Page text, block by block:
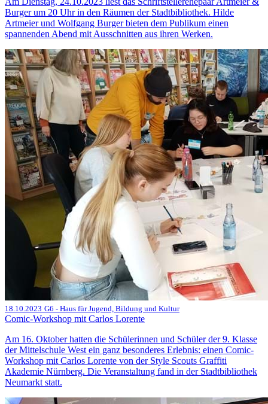
Burger um 20 Uhr in den Räumen der Stadtbibliothek. Hilde
Artmeier und Wolfgang Burger bieten dem Publikum einen
spannenden Abend mit Ausschnitten aus ihren Werken.
18.10.2023 G6 - Haus für Jugend, Bildung und Kultur
Comic-Workshop mit Carlos Lorente
Am 16. Oktober hatten die Schülerinnen und Schüler der 9. Klasse
der Mittelschule West ein ganz besonderes Erlebnis: einen Comic-
Workshop mit Carlos Lorente von der Style Scouts Graffiti
Akademie Nürnberg. Die Veranstaltung fand in der Stadtbibliothek
Neumarkt statt.